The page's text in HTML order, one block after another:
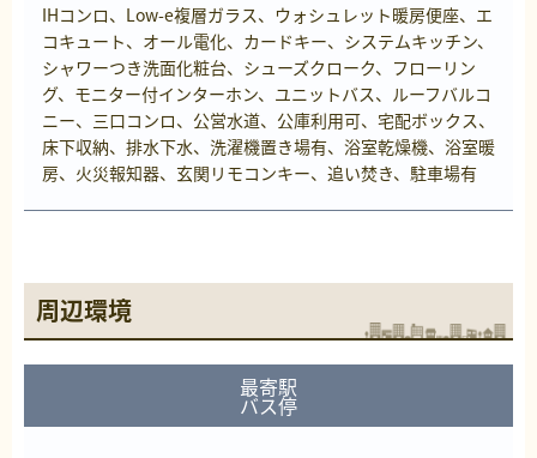
IHコンロ、Low-e複層ガラス、ウォシュレット暖房便座、エ
コキュート、オール電化、カードキー、システムキッチン、
シャワーつき洗面化粧台、シューズクローク、フローリン
グ、モニター付インターホン、ユニットバス、ルーフバルコ
ニー、三口コンロ、公営水道、公庫利用可、宅配ボックス、
床下収納、排水下水、洗濯機置き場有、浴室乾燥機、浴室暖
房、火災報知器、玄関リモコンキー、追い焚き、駐車場有
周辺環境
最寄駅
バス停